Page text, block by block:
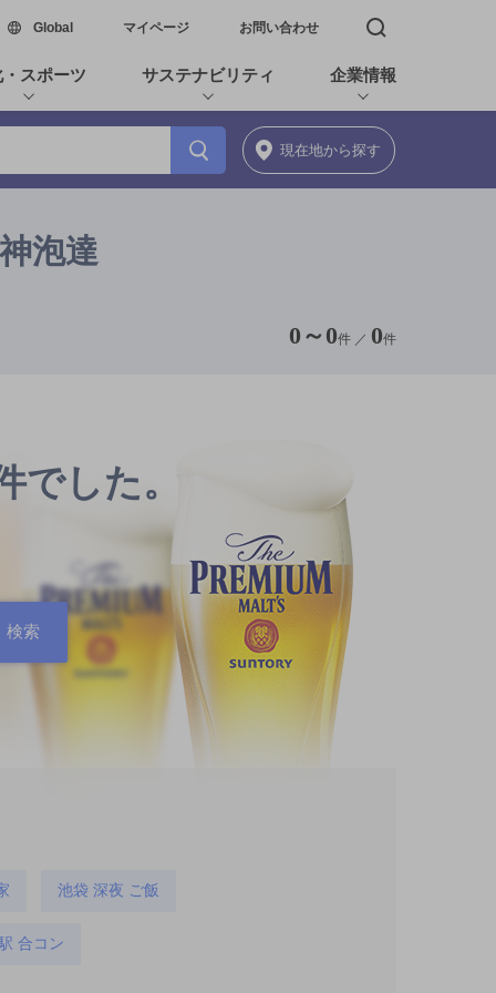
Global新しいウィンドウで開く
マイページ お問い合わせ 検索窓を開く
スポーツ サステナビリティ 企業情報
現在地から探す
泡達
0 ～ 0件 ／ 0件
でした。
池袋 深夜 ご飯
合コン